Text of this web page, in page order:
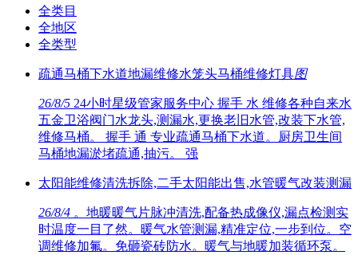
全类目
全地区
全类型
疏通马桶下水道地漏维修水笼头马桶维修灯具图
26/8/5 24小时星级管家服务中心 握手 水 维修各种自来水
五金卫浴阀门水龙头,测漏水,更换老旧水管,改装下水管,
维修马桶。 握手 通 专业疏通马桶下水道。厨房卫生间
马桶地漏淤堵疏通,抽污。 强
太阳能维修清洗拆除,二手太阳能出售,水管暖气改装测漏
26/8/4 。地暖暖气片脉冲清洗,配备热成像仪,漏点检测实
时温度一目了然。暖气水管测漏,精准定位,一步到位。空
调维修加氟。免砸瓷砖防水。暖气与地暖加装循环泵。